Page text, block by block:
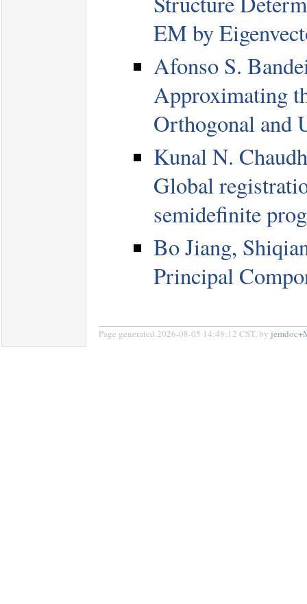
EM by
Afonso S.
Approximating
Orthogonal and
Kunal N.
Global
semidefinite
Bo Jiang,
Principal
Page generated 2026-08-05 14:48:12 CST, by